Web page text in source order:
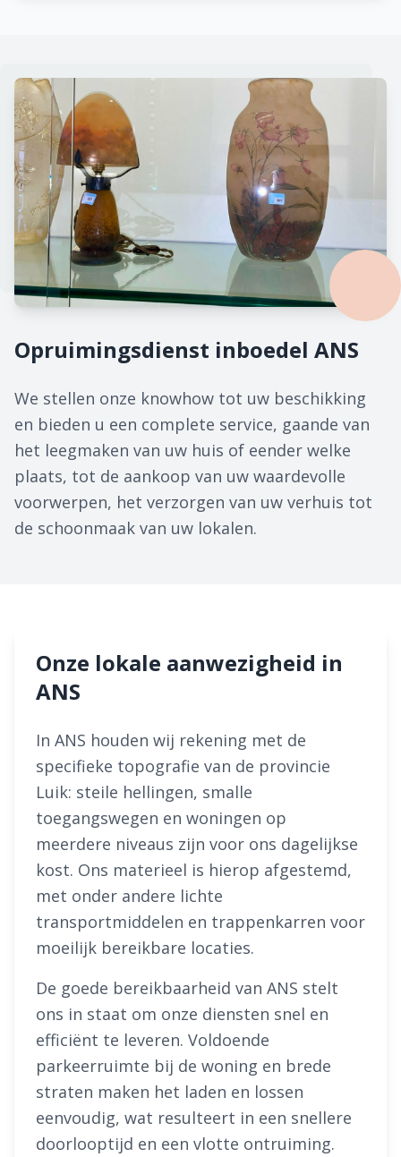
Opruimingsdienst inboedel ANS
We stellen onze knowhow tot uw beschikking
en bieden u een complete service, gaande van
het leegmaken van uw huis of eender welke
plaats, tot de aankoop van uw waardevolle
voorwerpen, het verzorgen van uw verhuis tot
de schoonmaak van uw lokalen.
Onze lokale aanwezigheid in
ANS
In ANS houden wij rekening met de
specifieke topografie van de provincie
Luik: steile hellingen, smalle
toegangswegen en woningen op
meerdere niveaus zijn voor ons dagelijkse
kost. Ons materieel is hierop afgestemd,
met onder andere lichte
transportmiddelen en trappenkarren voor
moeilijk bereikbare locaties.
De goede bereikbaarheid van ANS stelt
ons in staat om onze diensten snel en
efficiënt te leveren. Voldoende
parkeerruimte bij de woning en brede
straten maken het laden en lossen
eenvoudig, wat resulteert in een snellere
doorlooptijd en een vlotte ontruiming.